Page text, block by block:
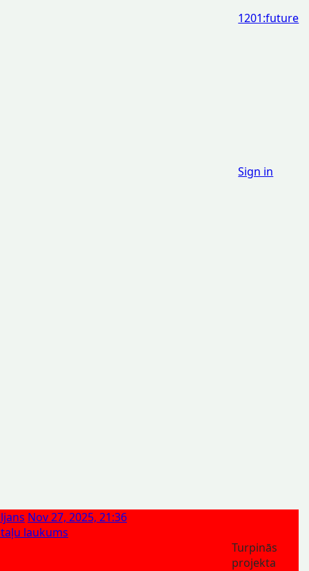
1201:future
Sign in
Nov 27, 2025, 21:36
laukums
Turpinās
projekta